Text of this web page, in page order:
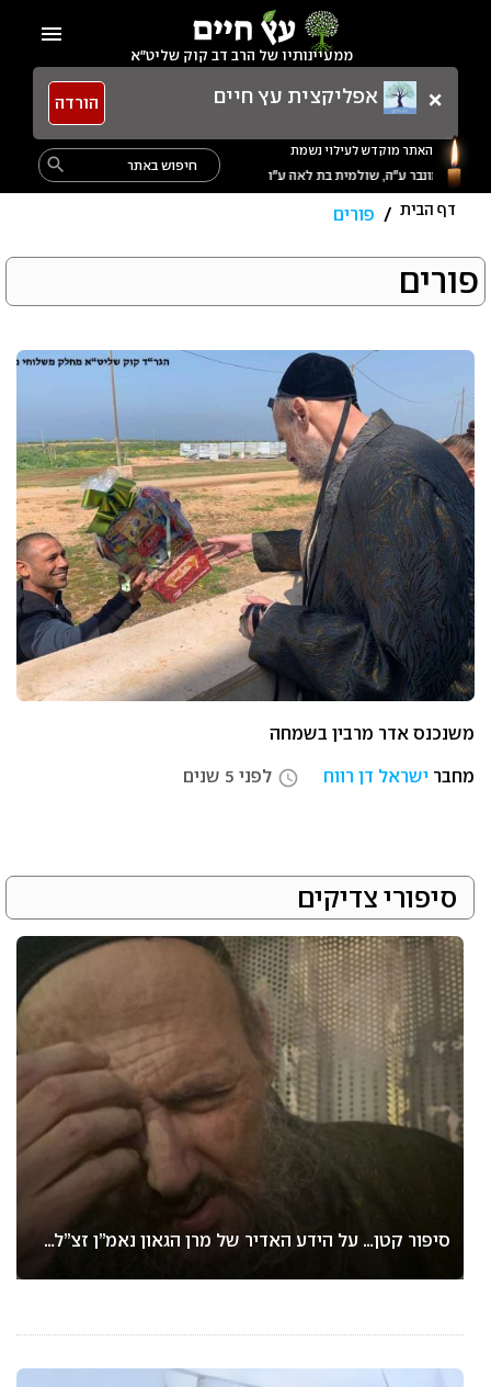
content
ממעיינותיו של הרב דב קוק שליט"א
menu
× אפליקצית עץ חיים הורדה
Search
for:
search
האתר מוקדש לעילוי נשמת
דף הבית / פורים
תגית:
פורים
פורים
משנכנס אדר מרבין בשמחה
מחבר ישראל דן רווח access_time לפני 5 שנים
סיפורי צדיקים
סיפור קטן… על הידע האדיר של מרן הגאון נאמ”ן זצ”ל…